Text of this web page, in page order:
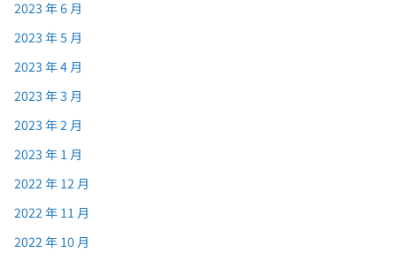
2023 年 6 月
2023 年 5 月
2023 年 4 月
2023 年 3 月
2023 年 2 月
2023 年 1 月
2022 年 12 月
2022 年 11 月
2022 年 10 月